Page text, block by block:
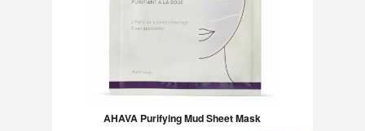
AHAVA Purifying Mud Sheet Mask